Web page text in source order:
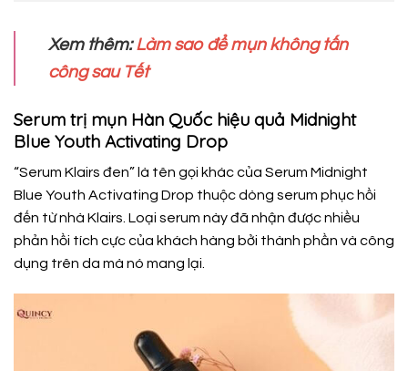
Xem thêm:Làm sao để mụn không tấn
công sau Tết
Serum trị mụn Hàn Quốc hiệu quả Midnight
Blue Youth Activating Drop
“Serum Klairs đen” là tên gọi khác của Serum Midnight
Blue Youth Activating Drop thuộc dòng serum phục hồi
đến từ nhà Klairs. Loại serum này đã nhận được nhiều
phản hồi tích cực của khách hàng bởi thành phần và công
dụng trên da mà nó mang lại.